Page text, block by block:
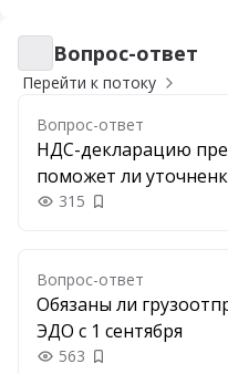
Вопрос-ответ
Вопрос-ответ
Перейти к потоку
Вопрос-ответ
НДС-декларацию
поможет ли
315 Добавить в
Вопрос-ответ
Обязаны ли
ЭДО с 1 сентября
563 Добавить в